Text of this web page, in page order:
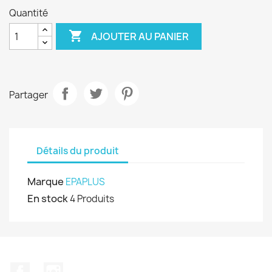
Quantité
 AJOUTER AU PANIER
Partager
Détails du produit
Marque EPAPLUS
En stock4 Produits